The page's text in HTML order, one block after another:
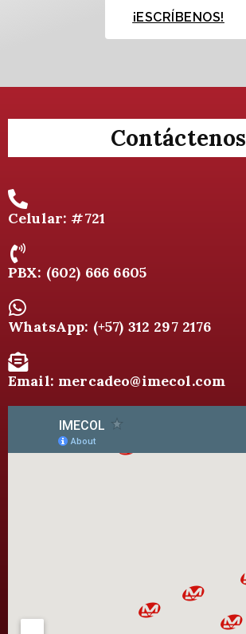
¡ESCRÍBENOS!
Contáctenos
Celular: #721
PBX: (602) 666 6605
WhatsApp: (+57) 312 297 2176
Email: mercadeo@imecol.com